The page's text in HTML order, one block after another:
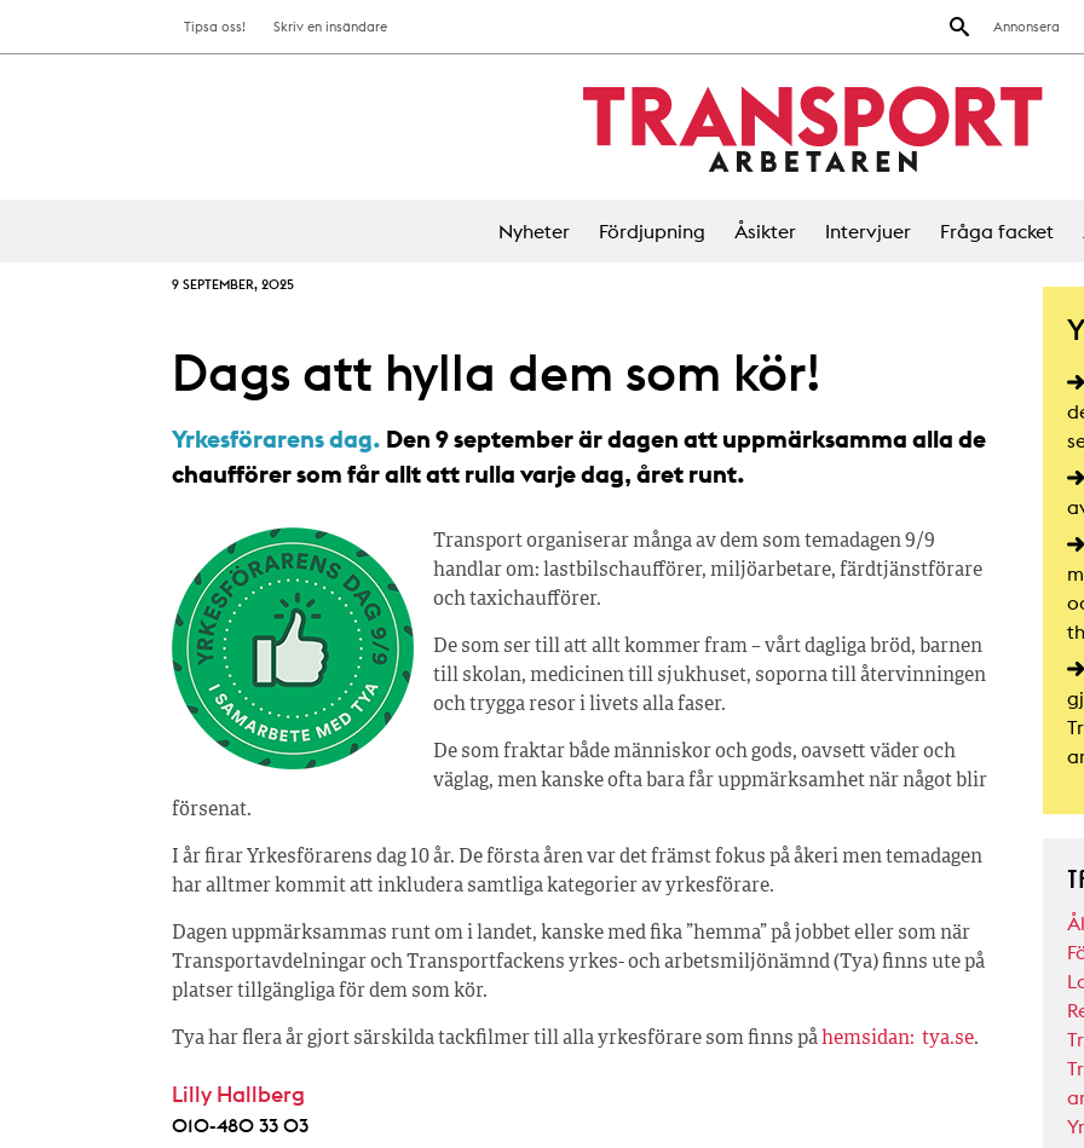
Annonsera
Tipsa oss! Skriv en insändare
Nyheter Fördjupning Åsikter Intervjuer Fråga facket
9 SEPTEMBER, 2025
Dags att hylla dem som kör!
Yrkesförarens dag. Den 9 september är dagen att uppmärksamma alla de
chaufförer som får allt att rulla varje dag, året runt.
Transport organiserar många av dem som temadagen 9/9
handlar om: lastbilschaufförer, miljöarbetare, färdtjänstförare
och taxichaufförer.
De som ser till att allt kommer fram – vårt dagliga bröd, barnen
till skolan, medicinen till sjukhuset, soporna till återvinningen
och trygga resor i livets alla faser.
De som fraktar både människor och gods, oavsett väder och
väglag, men kanske ofta bara får uppmärksamhet när något blir
försenat.
I år firar Yrkesförarens dag 10 år. De första åren var det främst fokus på åkeri men temadagen
har alltmer kommit att inkludera samtliga kategorier av yrkesförare.
Dagen uppmärksammas runt om i landet, kanske med fika ”hemma” på jobbet eller som när
Transportavdelningar och Transportfackens yrkes- och arbetsmiljönämnd (Tya) finns ute på
platser tillgängliga för dem som kör.
Tya har flera år gjort särskilda tackfilmer till alla yrkesförare som finns påhemsidan: tya.se.
Lilly Hallberg
010-480 33 03